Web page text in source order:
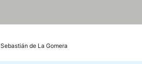
de La Gomera